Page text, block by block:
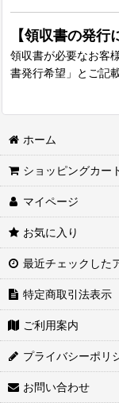
【領収書の発行
領収書が必要なお客
書発行希望」とご記
ホーム
ショッピングカー
マイページ
お気に入り
最近チェックした
特定商取引法表示
ご利用案内
プライバシーポリ
お問い合わせ